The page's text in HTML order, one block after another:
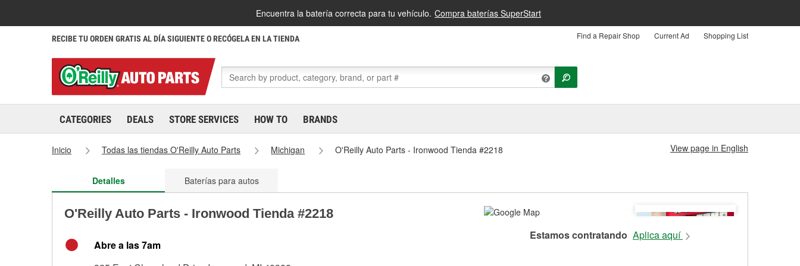
Encuentra la batería correcta para tu vehículo. Compra baterías SuperStart
RECIBE TU ORDEN GRATIS AL DÍA SIGUIENTE O RECÓGELA EN LA TIENDA Find a Repair Shop Current Ad Shopping List
CATEGORIES DEALS STORE SERVICES HOW TO BRANDS
Inicio Todas las tiendas O'Reilly Auto Parts Michigan O'Reilly Auto Parts - Ironwood Tienda #2218 View page in English
Detalles Baterías para autos
O'Reilly Auto Parts - Ironwood Tienda #2218
Abre a las 7am
Estamos contratando Aplica aquí